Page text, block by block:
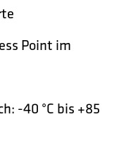
Point im
-40 °C bis +85